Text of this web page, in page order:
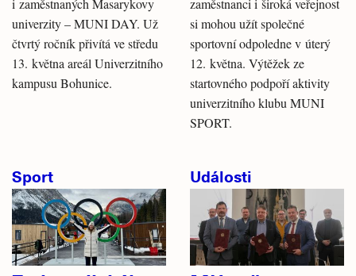
i zaměstnaných Masarykovy
univerzity – MUNI DAY. Už
čtvrtý ročník přivítá ve středu
13. května areál Univerzitního
kampusu Bohunice.
zaměstnanci i široká veřejnost
si mohou užít společné
sportovní odpoledne v úterý
12. května. Výtěžek ze
startovného podpoří aktivity
univerzitního klubu MUNI
SPORT.
Sport Události